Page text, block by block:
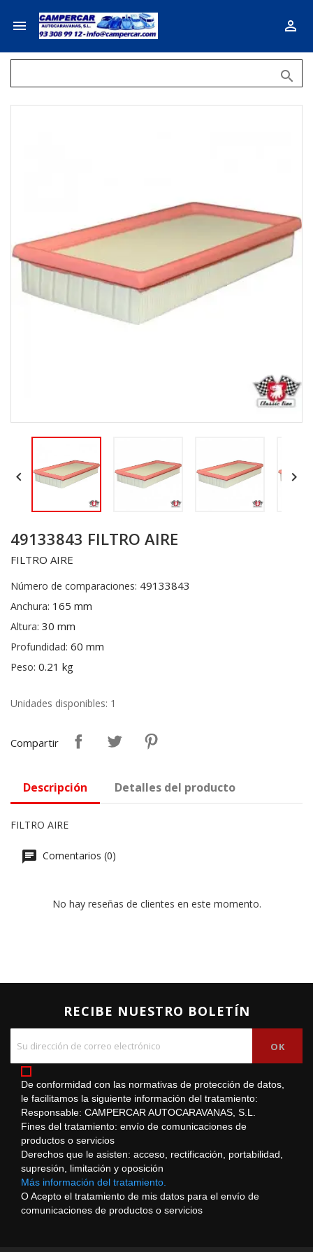
 

 
49133843 FILTRO AIRE
FILTRO AIRE
Número de comparaciones: 49133843
Anchura: 165 mm
Altura: 30 mm
Profundidad: 60 mm
Peso: 0.21 kg
Unidades disponibles: 1
Compartir
Descripción Detalles del producto
FILTRO AIRE
Comentarios (0)
No hay reseñas de clientes en este momento.
RECIBE NUESTRO BOLETÍN
De conformidad con las normativas de protección de datos,
le facilitamos la siguiente información del tratamiento:
Responsable: CAMPERCAR AUTOCARAVANAS, S.L.
Fines del tratamiento: envío de comunicaciones de
productos o servicios
Derechos que le asisten: acceso, rectificación, portabilidad,
supresión, limitación y oposición
Más información del tratamiento.
O Acepto el tratamiento de mis datos para el envío de
comunicaciones de productos o servicios